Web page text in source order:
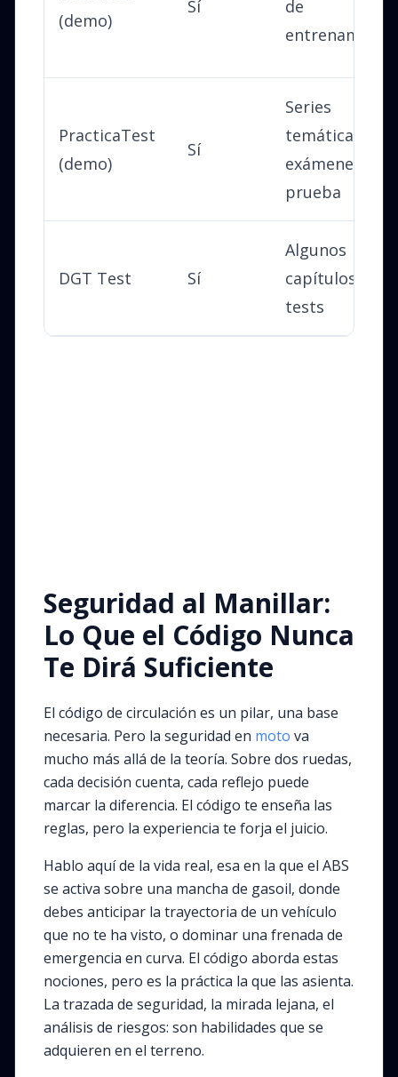
(demo)
Sí
de
PracticaTest
(demo)
Sí
Series
temáticas,
exámenes de
prueba
DGT Test Sí
Algunos
capítulos,
tests
Seguridad al Manillar:
Lo Que el Código Nunca
Te Dirá Suficiente
El código de circulación es un pilar, una base
necesaria. Pero la seguridad en moto va
mucho más allá de la teoría. Sobre dos ruedas,
cada decisión cuenta, cada reflejo puede
marcar la diferencia. El código te enseña las
reglas, pero la experiencia te forja el juicio.
Hablo aquí de la vida real, esa en la que el ABS
se activa sobre una mancha de gasoil, donde
debes anticipar la trayectoria de un vehículo
que no te ha visto, o dominar una frenada de
emergencia en curva. El código aborda estas
nociones, pero es la práctica la que las asienta.
La trazada de seguridad, la mirada lejana, el
análisis de riesgos: son habilidades que se
adquieren en el terreno.